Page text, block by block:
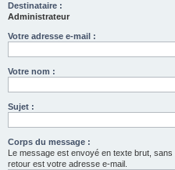
Destinataire :
Administrateur
Votre adresse e-mail :
Votre nom :
Sujet :
Corps du message :
Le message est envoyé en texte brut, sans
retour est votre adresse e-mail.